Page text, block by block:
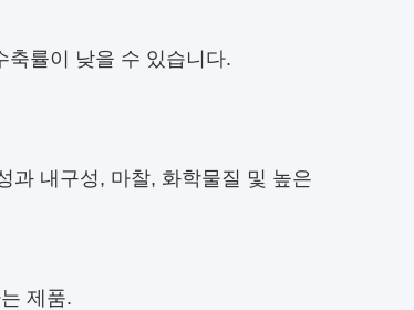
축률이 낮을 수 있습니다.
과 내구성, 마찰, 화학물질 및 높은
제품.